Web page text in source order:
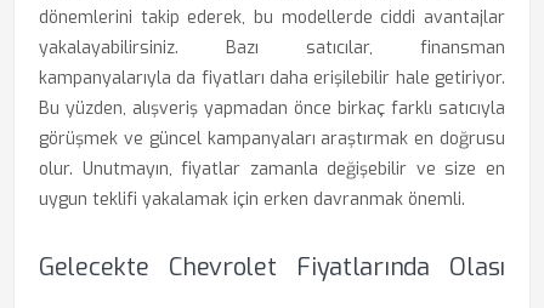
dönemlerini takip ederek, bu modellerde ciddi avantajlar
yakalayabilirsiniz. Bazı satıcılar, finansman
kampanyalarıyla da fiyatları daha erişilebilir hale getiriyor.
Bu yüzden, alışveriş yapmadan önce birkaç farklı satıcıyla
görüşmek ve güncel kampanyaları araştırmak en doğrusu
olur. Unutmayın, fiyatlar zamanla değişebilir ve size en
uygun teklifi yakalamak için erken davranmak önemli.
Gelecekte Chevrolet Fiyatlarında Olası